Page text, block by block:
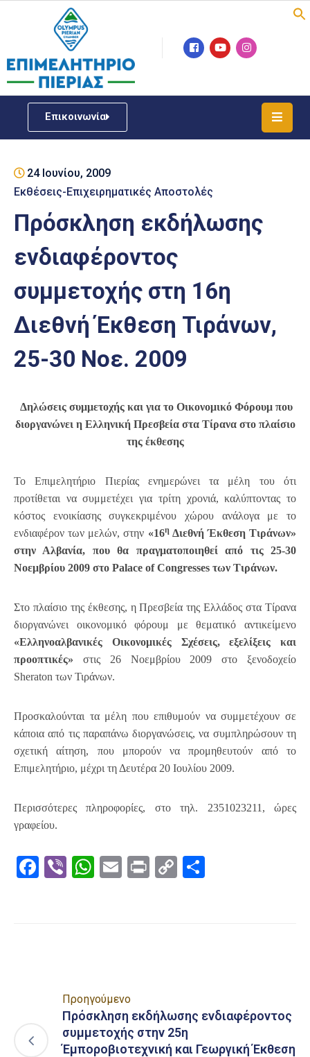
Επικοινωνία
Επιμελητήριο
Νέα
ΓΕΜΗ
Επιχειρηματική
Υποστήριξη
Έκθεση
Παραδοσιακών
Επαγγελμάτων
Έκθεση
ΕΒΕΠ-
Πιερία
24 Ιουνίου, 2009
Εκθέσεις-Επιχειρηματικές Αποστολές
Πρόσκληση εκδήλωσης
ενδιαφέροντος
συμμετοχής στη 16η
Διεθνή Έκθεση Τιράνων,
25-30 Νοε. 2009
Δηλώσεις συμμετοχής και για το Οικονομικό Φόρουμ που
διοργανώνει η Ελληνική Πρεσβεία στα Τίρανα στο πλαίσιο
της έκθεσης
Το Επιμελητήριο Πιερίας ενημερώνει τα μέλη του ότι
προτίθεται να συμμετέχει για τρίτη χρονιά, καλύπτοντας το
κόστος ενοικίασης συγκεκριμένου χώρου ανάλογα με το
ενδιαφέρον των μελών, στην «16ηΔιεθνή Έκθεση Τιράνων»
στην Αλβανία, που θα πραγματοποιηθεί από τις 25-30
Νοεμβρίου 2009 στο Palace of Congresses των Τιράνων.
Στο πλαίσιο της έκθεσης, η Πρεσβεία της Ελλάδος στα Τίρανα
διοργανώνει οικονομικό φόρουμ με θεματικό αντικείμενο
«Ελληνοαλβανικές Οικονομικές Σχέσεις, εξελίξεις και
προοπτικές» στις 26 Νοεμβρίου 2009 στο ξενοδοχείο
Sheraton των Τιράνων.
Προσκαλούνται τα μέλη που επιθυμούν να συμμετέχουν σε
κάποια από τις παραπάνω διοργανώσεις, να συμπληρώσουν τη
σχετική αίτηση, που μπορούν να προμηθευτούν από το
Επιμελητήριο, μέχρι τη Δευτέρα 20 Ιουλίου 2009.
Περισσότερες πληροφορίες, στο τηλ. 2351023211, ώρες
γραφείου.
Facebook
ViberWhatsApp
EmailPrintCopy
Προηγούμενο
Πρόσκληση εκδήλωσης ενδιαφέροντος
συμμετοχής στην 25η
Έμποροβιοτεχνική και Γεωργική Έκθεση